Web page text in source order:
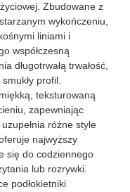
Zbudowane z
wykończeniu,
liniami i
współczesną
długotrwałą trwałość,
profil.
teksturowaną
zapewniając
różne style
najwyższy
się do codziennego
lub rozrywki.
podłokietniki